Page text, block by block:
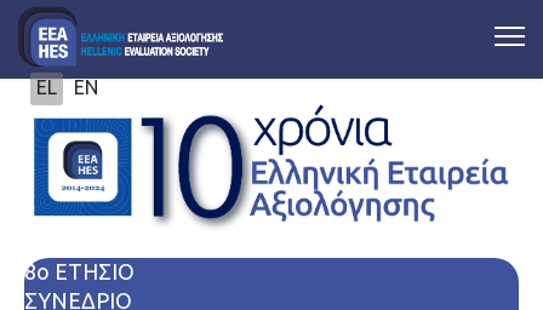
Επιλέξτε τη γλώσσα σας
EL EN
8ο ΕΤΗΣΙΟ
ΣΥΝΕΔΡΙΟ